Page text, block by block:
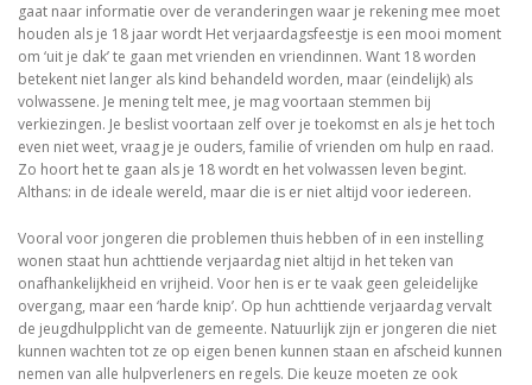
gaat naar informatie over de veranderingen waar je rekening mee moet
houden als je 18 jaar wordt Het verjaardagsfeestje is een mooi moment
om ‘uit je dak’ te gaan met vrienden en vriendinnen. Want 18 worden
betekent niet langer als kind behandeld worden, maar (eindelijk) als
volwassene. Je mening telt mee, je mag voortaan stemmen bij
verkiezingen. Je beslist voortaan zelf over je toekomst en als je het toch
even niet weet, vraag je je ouders, familie of vrienden om hulp en raad.
Zo hoort het te gaan als je 18 wordt en het volwassen leven begint.
Althans: in de ideale wereld, maar die is er niet altijd voor iedereen.
Vooral voor jongeren die problemen thuis hebben of in een instelling
wonen staat hun achttiende verjaardag niet altijd in het teken van
onafhankelijkheid en vrijheid. Voor hen is er te vaak geen geleidelijke
overgang, maar een ‘harde knip’. Op hun achttiende verjaardag vervalt
de jeugdhulpplicht van de gemeente. Natuurlijk zijn er jongeren die niet
kunnen wachten tot ze op eigen benen kunnen staan en afscheid kunnen
nemen van alle hulpverleners en regels. Die keuze moeten ze ook